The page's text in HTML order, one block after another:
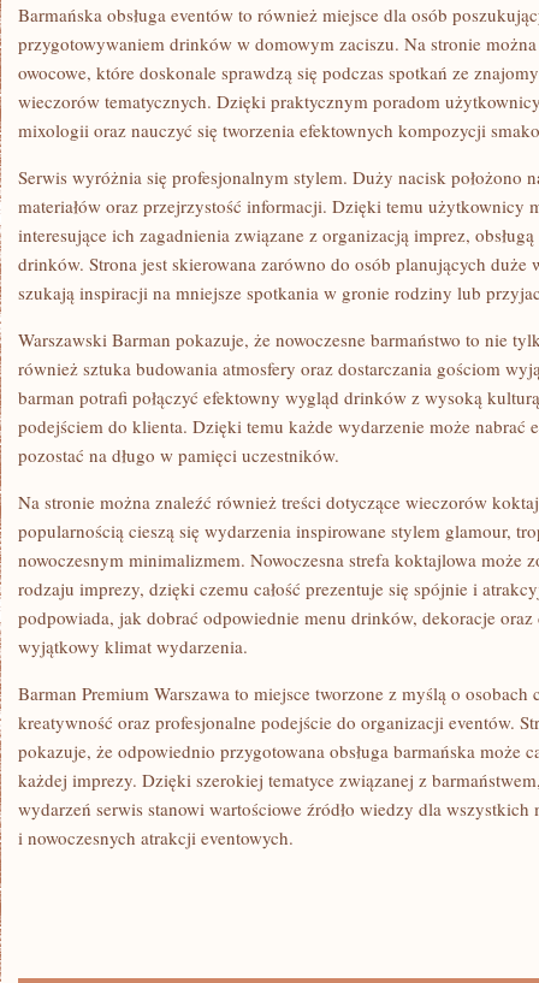
Barmańska obsługa eventów to również miejsce dla osób
przygotowywaniem drinków w domowym zaciszu. Na stronie
owocowe, które doskonale sprawdzą się podczas spotkań ze
wieczorów tematycznych. Dzięki praktycznym poradom
mixologii oraz nauczyć się tworzenia efektownych kompozycji
Serwis wyróżnia się profesjonalnym stylem. Duży nacisk położono
materiałów oraz przejrzystość informacji. Dzięki temu użytkownicy
interesujące ich zagadnienia związane z organizacją imprez,
drinków. Strona jest skierowana zarówno do osób planujących
szukają inspiracji na mniejsze spotkania w gronie rodziny lub
Warszawski Barman pokazuje, że nowoczesne barmaństwo to nie
również sztuka budowania atmosfery oraz dostarczania gościom
barman potrafi połączyć efektowny wygląd drinków z wysoką
podejściem do klienta. Dzięki temu każde wydarzenie może nabrać
pozostać na długo w pamięci uczestników.
Na stronie można znaleźć również treści dotyczące wieczorów
popularnością cieszą się wydarzenia inspirowane stylem glamour,
nowoczesnym minimalizmem. Nowoczesna strefa koktajlowa może
rodzaju imprezy, dzięki czemu całość prezentuje się spójnie i
podpowiada, jak dobrać odpowiednie menu drinków, dekoracje
wyjątkowy klimat wydarzenia.
Barman Premium Warszawa to miejsce tworzone z myślą o osobach
kreatywność oraz profesjonalne podejście do organizacji eventów.
pokazuje, że odpowiednio przygotowana obsługa barmańska może
każdej imprezy. Dzięki szerokiej tematyce związanej z
wydarzeń serwis stanowi wartościowe źródło wiedzy dla
i nowoczesnych atrakcji eventowych.